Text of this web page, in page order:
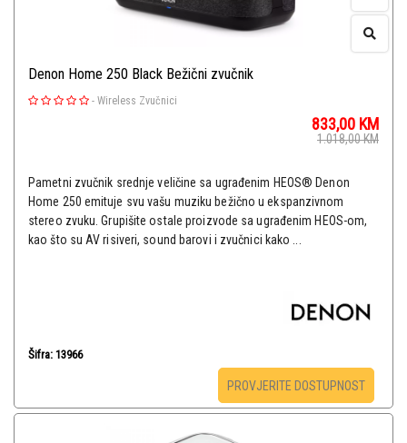
Denon Home 250 Black Bežični zvučnik
- Wireless Zvučnici
833,00 KM
1.018,00KM
Pametni zvučnik srednje veličine sa ugrađenim HEOS® Denon
Home 250 emituje svu vašu muziku bežično u ekspanzivnom
stereo zvuku. Grupišite ostale proizvode sa ugrađenim HEOS-om,
kao što su AV risiveri, sound barovi i zvučnici kako ...
Šifra: 13966
PROVJERITE DOSTUPNOST